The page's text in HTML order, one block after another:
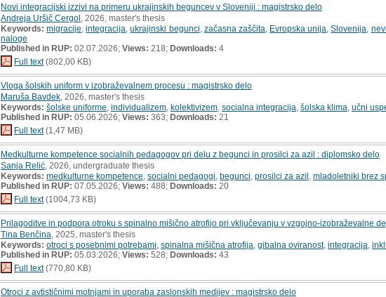
Novi integracijski izzivi na primeru ukrajinskih beguncev v Sloveniji : magistrsko delo
Andreja Uršič Cergol , 2026, master's thesis
Keywords: migracije ,integracija ,ukrajinski begunci začasna zaščita Evropska unija ,Slovenija
naloge
Published in RUP: 02.07.2026; Views: 218; Downloads: 4
Full text(802,00 KB)
Vloga šolskih uniform v izobraževalnem procesu : magistrsko delo
Maruša Bavdek , 2026, master's thesis
Keywords: šolske uniforme individualizem kolektivizem socialna integracija šolska klima učni
Published in RUP: 05.06.2026; Views: 363; Downloads: 21
Full text(1,47 MB)
Medkulturne kompetence socialnih pedagogov pri delu z begunci in prosilci za azil : diplomsko delo
Sanja Relić , 2026, undergraduate thesis
Keywords: medkulturne kompetence socialni pedagogi begunci prosilci za azil mladoletniki brez
Published in RUP: 07.05.2026; Views: 488; Downloads: 20
Full text(1004,73 KB)
Prilagoditve in podpora otroku s spinalno mišično atrofijo pri vključevanju v vzgojno-izobraževalne
Tina Benčina , 2025, master's thesis
Keywords: otroci s posebnimi potrebami spinalna mišična atrofija gibalna oviranost, integracija
Published in RUP: 05.03.2026; Views: 528; Downloads: 43
Full text(770,80 KB)
Otroci z avtističnimi motnjami in uporaba zaslonskih medijev : magistrsko delo